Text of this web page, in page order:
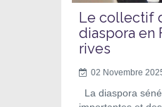
Le collectif
diaspora en
rives
02 Novembre
La diaspora